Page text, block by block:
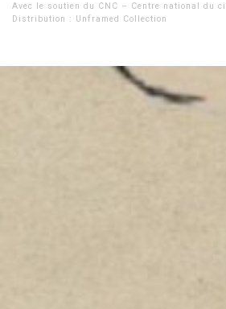
Avec le soutien du CNC – Centre national du
Distribution : Unframed Collection